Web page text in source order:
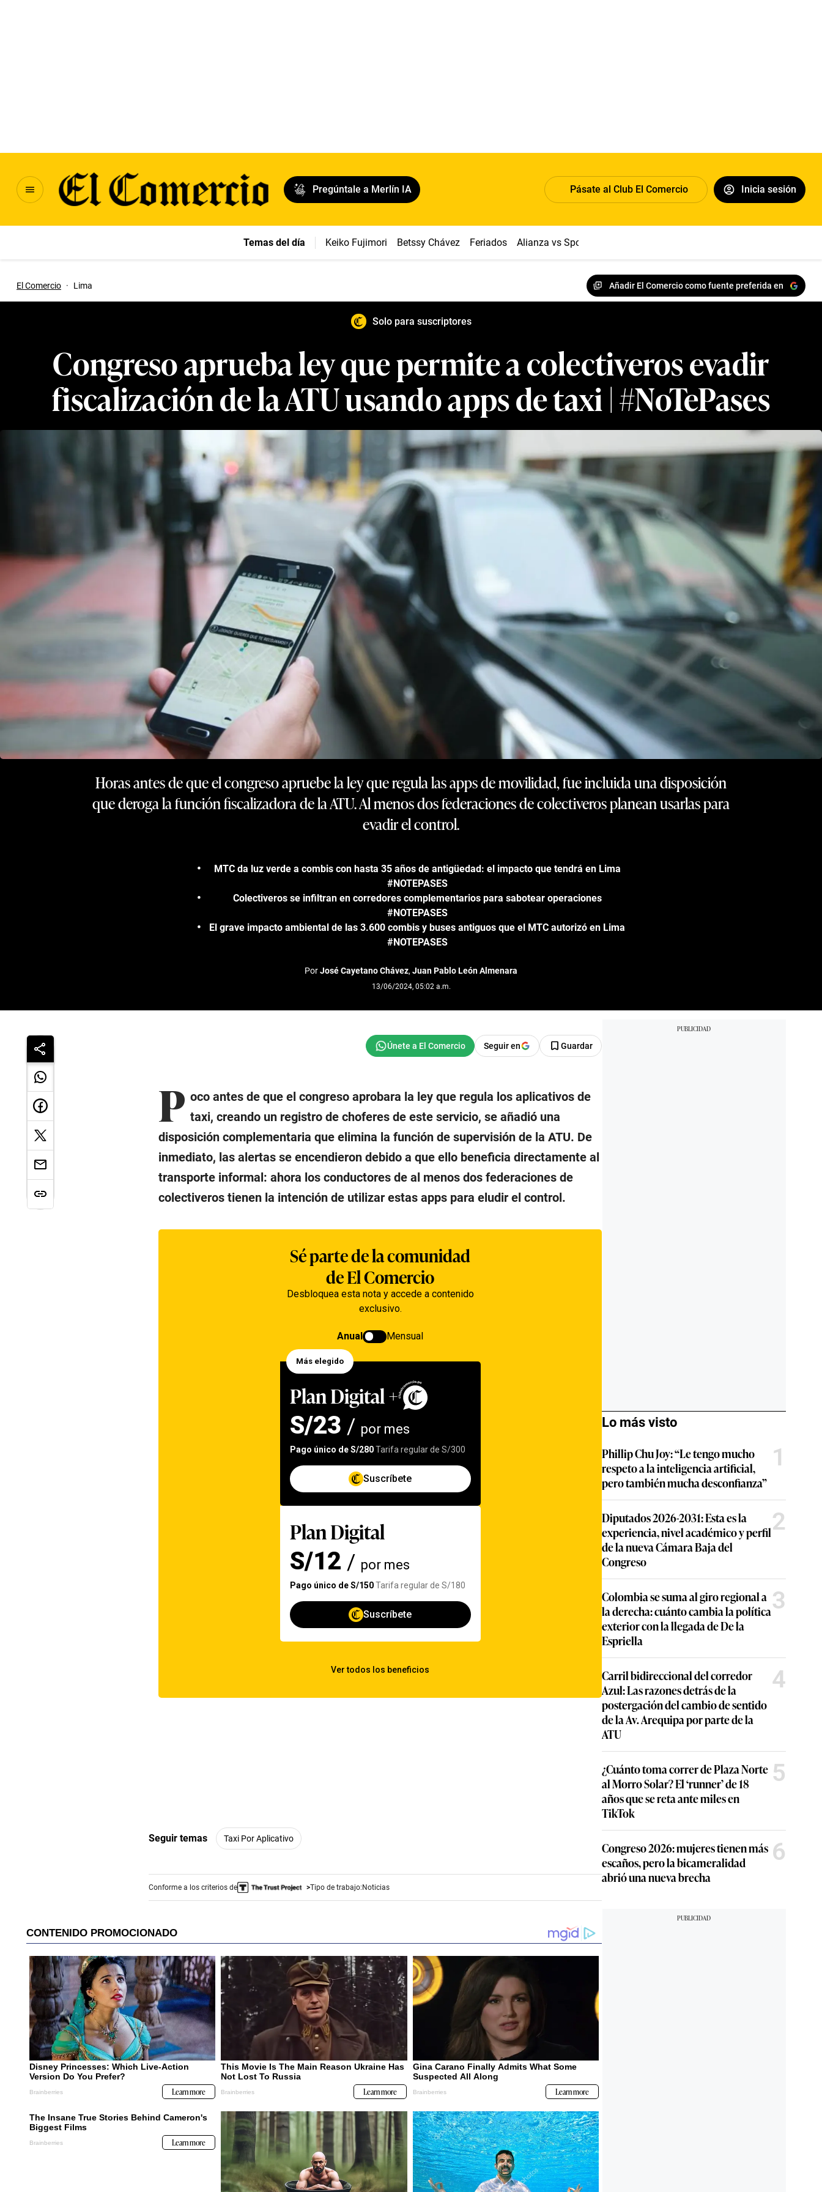
Pregúntale a Merlín IA Pásate al Club El Comercio Inicia sesión
Temas del día Keiko Fujimori Betssy Chávez Feriados Alianza vs Sport Boys
El Comercio · Lima Añadir El Comercio como fuente preferida en
Solo para suscriptores
Congreso aprueba ley que permite a colectiveros evadir
fiscalización de la ATU usando apps de taxi | #NoTePases
Horas antes de que el congreso apruebe la ley que regula las apps de movilidad, fue incluida una disposición
que deroga la función fiscalizadora de la ATU. Al menos dos federaciones de colectiveros planean usarlas para
evadir el control.
MTC da luz verde a combis con hasta 35 años de antigüedad: el impacto que tendrá en Lima
#NOTEPASES
Colectiveros se infiltran en corredores complementarios para sabotear operaciones
#NOTEPASES
El grave impacto ambiental de las 3.600 combis y buses antiguos que el MTC autorizó en Lima
#NOTEPASES
PorJosé Cayetano Chávez, Juan Pablo León Almenara
13/06/2024, 05:02 a.m.
Seguir en Guardar
P oco antes de que el congreso aprobara la ley que regula los aplicativos de
taxi, creando un registro de choferes de este servicio, se añadió una
disposición complementaria que elimina la función de supervisión de la ATU. De
inmediato, las alertas se encendieron debido a que ello beneficia directamente al
transporte informal: ahora los conductores de al menos dos federaciones de
colectiveros tienen la intención de utilizar estas apps para eludir el control.
Seguir temas Taxi Por Aplicativo
Conforme a los criterios de Tipo de trabajo:Noticias
Lo más visto
Phillip Chu Joy: “Le tengo mucho
respeto a la inteligencia artificial,
pero también mucha desconfianza”
1
Diputados 2026-2031: Esta es la
experiencia, nivel académico y perfil
de la nueva Cámara Baja del
Congreso
2
Colombia se suma al giro regional a
la derecha: cuánto cambia la política
exterior con la llegada de De la
Espriella
3
Carril bidireccional del corredor
Azul: Las razones detrás de la
postergación del cambio de sentido
de la Av. Arequipa por parte de la
ATU
4
¿Cuánto toma correr de Plaza Norte
al Morro Solar? El ‘runner’ de 18
años que se reta ante miles en
TikTok
5
Congreso 2026: mujeres tienen más
escaños, pero la bicameralidad
abrió una nueva brecha
6